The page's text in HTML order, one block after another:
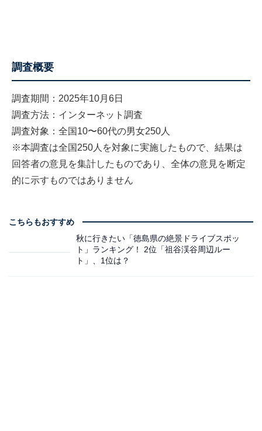
調査概要
調査期間：2025年10月6日
調査方法：インターネット調査
調査対象：全国10〜60代の男女250人
※本調査は全国250人を対象に実施したもので、結果は
回答者の意見を集計したものであり、全体の意見を断定
的に示すものではありません
こちらもおすすめ
秋に行きたい「徳島県の絶景ドライブスポッ
ト」ランキング！ 2位「祖谷渓谷周辺ルー
ト」、1位は？